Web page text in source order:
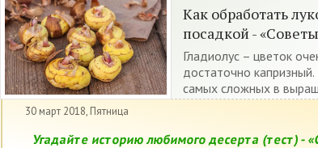
Как обработать
посадкой -
Гладиолус – цветок
достаточно
самых сложных в
30 март 2018, Пятница
Угадайте историю любимого десерта (тест) -